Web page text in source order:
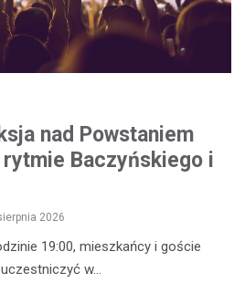
nad Powstaniem
Baczyńskiego i
2026
19:00, mieszkańcy i goście
w…